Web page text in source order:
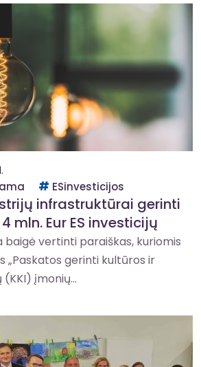
ESinvesticijos
infrastruktūrai gerinti
mln. Eur ES investicijų
vertinti paraiškas, kuriomis
„Paskatos gerinti kultūros ir
įmonių...